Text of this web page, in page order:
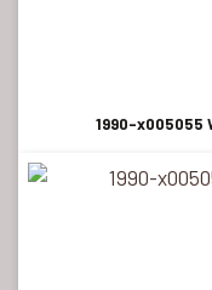
1990-x005055